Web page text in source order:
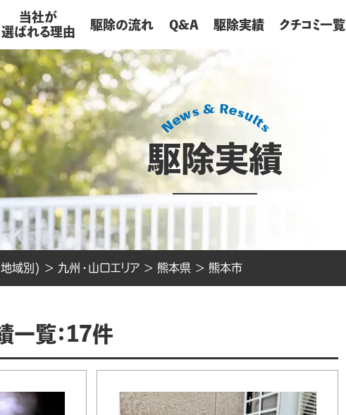
当社が
選ばれる理由
駆除の流れ Q&A 駆除実績 クチコミ一覧
駆除実績
域別) > 九州・山口エリア > 熊本県 > 熊本市
一覧：17件